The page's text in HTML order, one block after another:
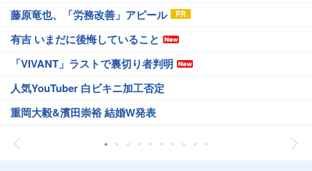
藤原竜也、「労務改善」アピール
有吉 いまだに後悔していること
「VIVANT」ラストで裏切り者判明
人気YouTuber 白ビキニ加工否定
重岡大毅&濱田崇裕 結婚W発表